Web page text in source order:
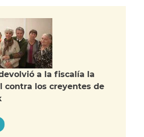
a la fiscalía la
contra los creyentes de